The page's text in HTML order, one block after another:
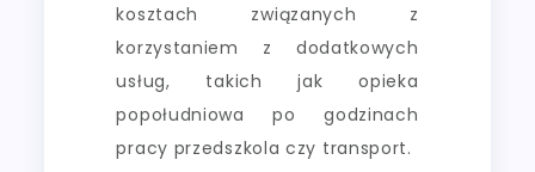
kosztach związanych z
korzystaniem z dodatkowych
usług, takich jak opieka
popołudniowa po godzinach
pracy przedszkola czy transport.